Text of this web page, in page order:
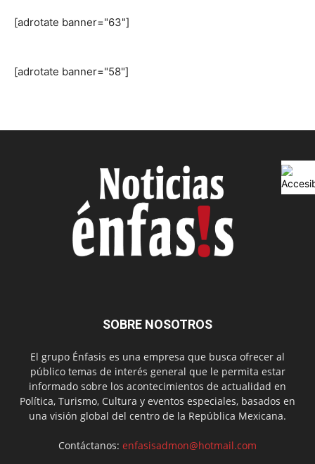
[adrotate banner="63"]
[adrotate banner="58"]
SOBRE NOSOTROS
El grupo Énfasis es una empresa que busca ofrecer al
público temas de interés general que le permita estar
informado sobre los acontecimientos de actualidad en
Política, Turismo, Cultura y eventos especiales, basados en
una visión global del centro de la República Mexicana.
Contáctanos: enfasisadmon@hotmail.com